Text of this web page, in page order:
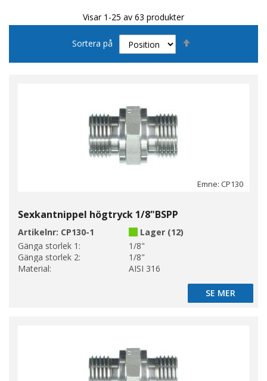
Visar 1-25 av 63 produkter
Sortera på
Emne: CP130
Sexkantnippel högtryck 1/8"BSPP
Artikelnr: CP130-1
Lager (12)
Gänga storlek 1:
1/8"
Gänga storlek 2:
1/8"
Material:
AISI 316
SE MER
SE MER